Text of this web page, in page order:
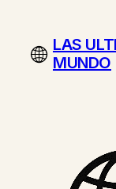
contenidoLAS
MUNDO